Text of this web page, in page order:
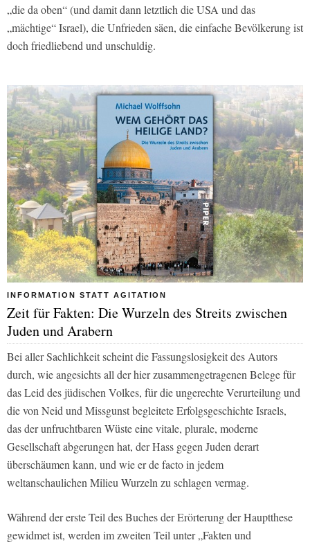
„die da oben“ (und damit dann letztlich die USA und das
„mächtige“ Israel), die Unfrieden säen, die einfache Bevölkerung ist
doch friedliebend und unschuldig.
INFORMATION STATT AGITATION
Zeit für Fakten: Die Wurzeln des Streits zwischen
Juden und Arabern
Bei aller Sachlichkeit scheint die Fassungslosigkeit des Autors
durch, wie angesichts all der hier zusammengetragenen Belege für
das Leid des jüdischen Volkes, für die ungerechte Verurteilung und
die von Neid und Missgunst begleitete Erfolgsgeschichte Israels,
das der unfruchtbaren Wüste eine vitale, plurale, moderne
Gesellschaft abgerungen hat, der Hass gegen Juden derart
überschäumen kann, und wie er de facto in jedem
weltanschaulichen Milieu Wurzeln zu schlagen vermag.
Während der erste Teil des Buches der Erörterung der Hauptthese
gewidmet ist, werden im zweiten Teil unter „Fakten und